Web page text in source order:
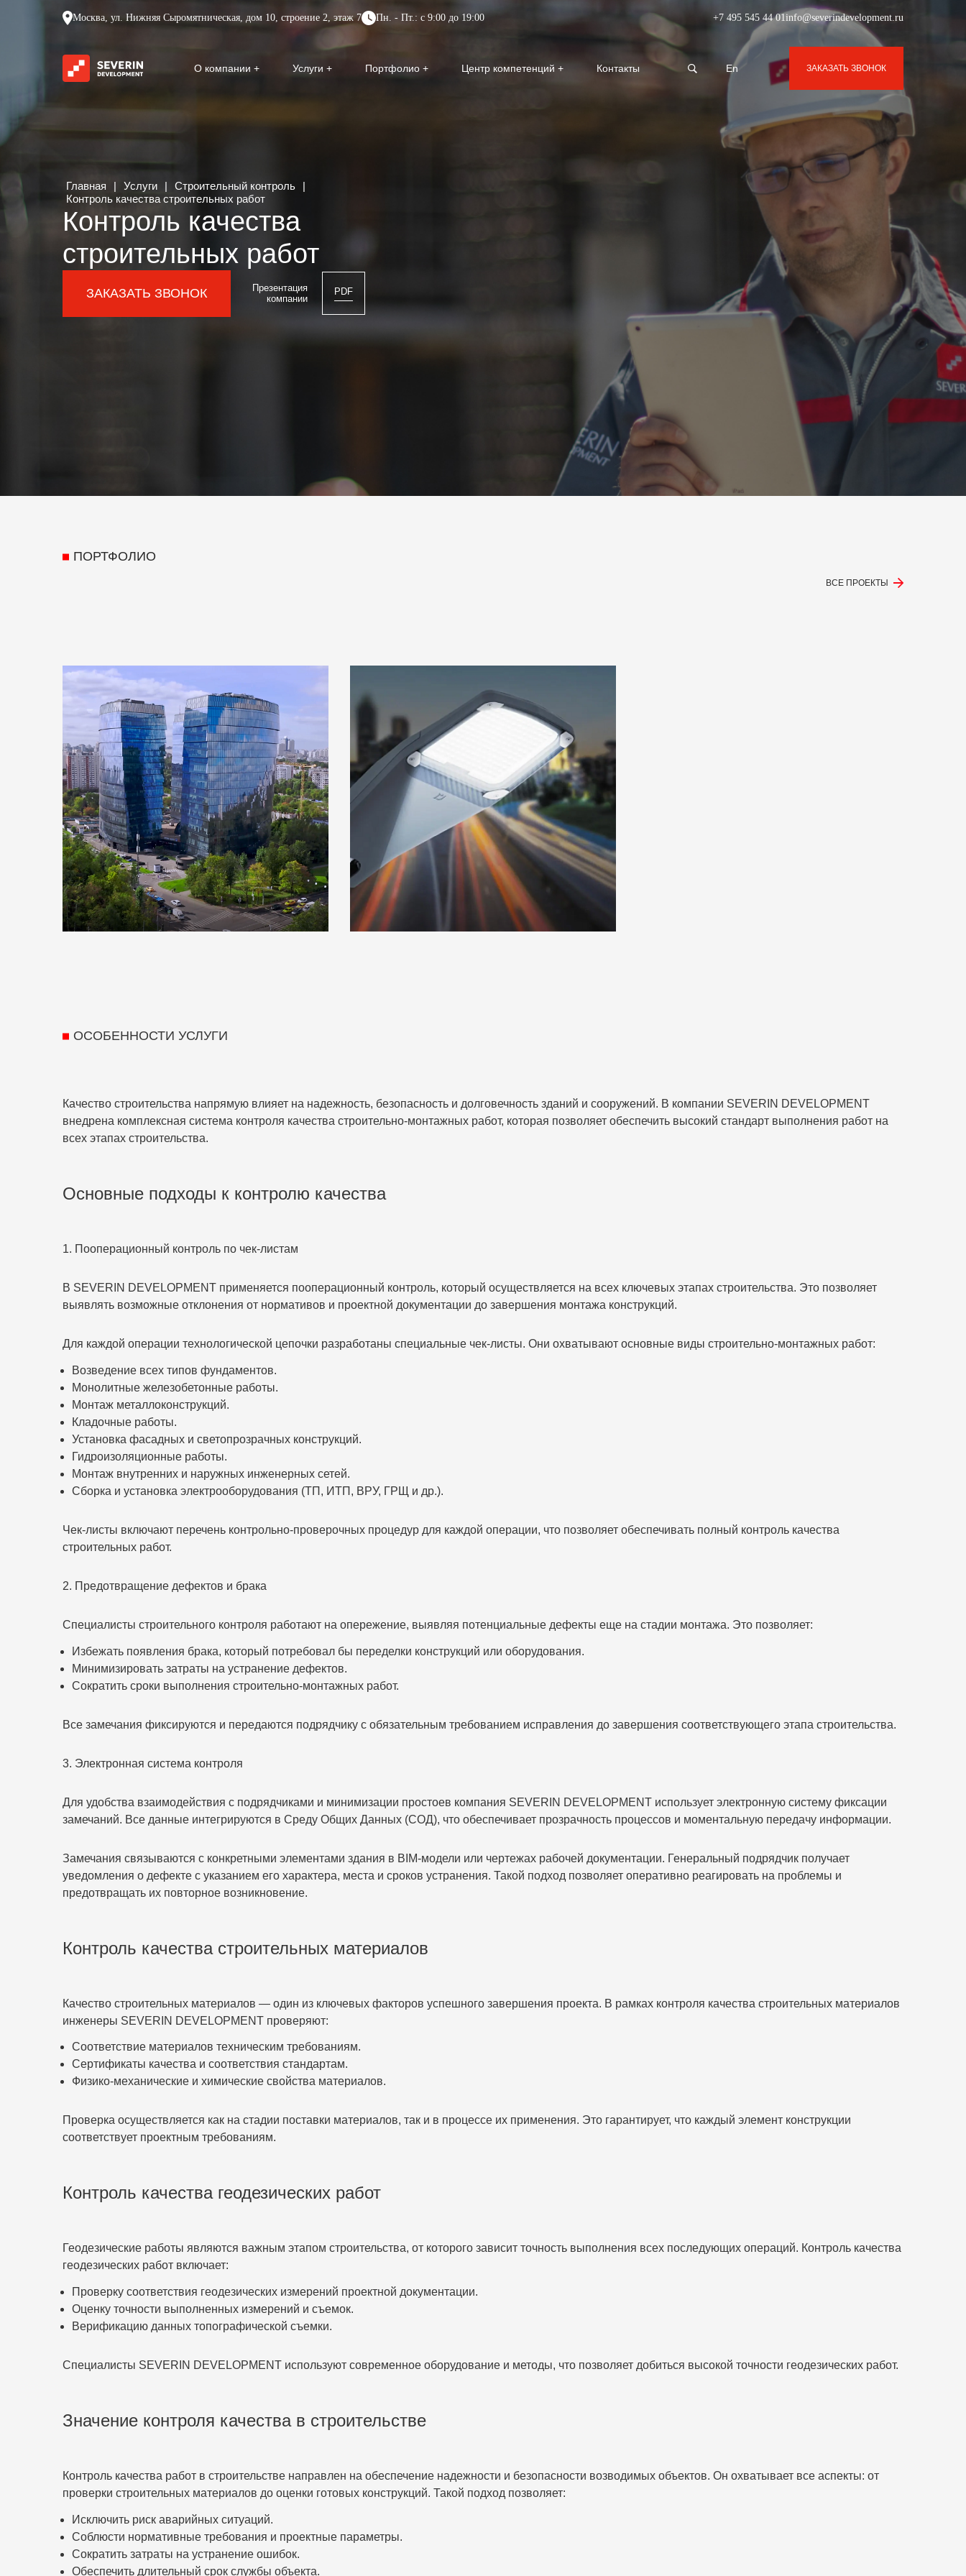
Москва, ул. Нижняя Сыромятническая, дом 10, строение 2, этаж 7 Пн. - Пт.: с 9:00 до 19:00 +7 495 545 44 01info@severindevelopment.ru
О компании Услуги Портфолио Центр компетенций Контакты En ЗАКАЗАТЬ ЗВОНОК
Главная | Услуги | Строительный контроль
|
Контроль качества строительных работ
Контроль качества
строительных работ
ЗАКАЗАТЬ ЗВОНОК
Презентация
компании
PDF
ПОРТФОЛИО
ВСЕ ПРОЕКТЫ
ОСОБЕННОСТИ УСЛУГИ
Качество строительства напрямую влияет на надежность, безопасность и долговечность зданий и сооружений. В компании SEVERIN DEVELOPMENT
внедрена комплексная система контроля качества строительно-монтажных работ, которая позволяет обеспечить высокий стандарт выполнения работ на
всех этапах строительства.
Основные подходы к контролю качества
1. Пооперационный контроль по чек-листам
В SEVERIN DEVELOPMENT применяется пооперационный контроль, который осуществляется на всех ключевых этапах строительства. Это позволяет
выявлять возможные отклонения от нормативов и проектной документации до завершения монтажа конструкций.
Для каждой операции технологической цепочки разработаны специальные чек-листы. Они охватывают основные виды строительно-монтажных работ:
Возведение всех типов фундаментов.
Монолитные железобетонные работы.
Монтаж металлоконструкций.
Кладочные работы.
Установка фасадных и светопрозрачных конструкций.
Гидроизоляционные работы.
Монтаж внутренних и наружных инженерных сетей.
Сборка и установка электрооборудования (ТП, ИТП, ВРУ, ГРЩ и др.).
Чек-листы включают перечень контрольно-проверочных процедур для каждой операции, что позволяет обеспечивать полный контроль качества
строительных работ.
2. Предотвращение дефектов и брака
Специалисты строительного контроля работают на опережение, выявляя потенциальные дефекты еще на стадии монтажа. Это позволяет:
Избежать появления брака, который потребовал бы переделки конструкций или оборудования.
Минимизировать затраты на устранение дефектов.
Сократить сроки выполнения строительно-монтажных работ.
Все замечания фиксируются и передаются подрядчику с обязательным требованием исправления до завершения соответствующего этапа строительства.
3. Электронная система контроля
Для удобства взаимодействия с подрядчиками и минимизации простоев компания SEVERIN DEVELOPMENT использует электронную систему фиксации
замечаний. Все данные интегрируются в Среду Общих Данных (СОД), что обеспечивает прозрачность процессов и моментальную передачу информации.
Замечания связываются с конкретными элементами здания в BIM-модели или чертежах рабочей документации. Генеральный подрядчик получает
уведомления о дефекте с указанием его характера, места и сроков устранения. Такой подход позволяет оперативно реагировать на проблемы и
предотвращать их повторное возникновение.
Контроль качества строительных материалов
Качество строительных материалов — один из ключевых факторов успешного завершения проекта. В рамках контроля качества строительных материалов
инженеры SEVERIN DEVELOPMENT проверяют:
Соответствие материалов техническим требованиям.
Сертификаты качества и соответствия стандартам.
Физико-механические и химические свойства материалов.
Проверка осуществляется как на стадии поставки материалов, так и в процессе их применения. Это гарантирует, что каждый элемент конструкции
соответствует проектным требованиям.
Контроль качества геодезических работ
Геодезические работы являются важным этапом строительства, от которого зависит точность выполнения всех последующих операций. Контроль качества
геодезических работ включает:
Проверку соответствия геодезических измерений проектной документации.
Оценку точности выполненных измерений и съемок.
Верификацию данных топографической съемки.
Специалисты SEVERIN DEVELOPMENT используют современное оборудование и методы, что позволяет добиться высокой точности геодезических работ.
Значение контроля качества в строительстве
Контроль качества работ в строительстве направлен на обеспечение надежности и безопасности возводимых объектов. Он охватывает все аспекты: от
проверки строительных материалов до оценки готовых конструкций. Такой подход позволяет:
Исключить риск аварийных ситуаций.
Соблюсти нормативные требования и проектные параметры.
Сократить затраты на устранение ошибок.
Обеспечить длительный срок службы объекта.